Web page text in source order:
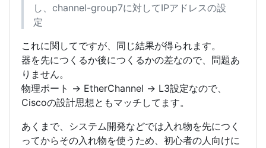
し、channel-group7に対してIPアドレスの設
定
これに関してですが、同じ結果が得られます。
器を先につくるか後につくるかの差なので、問題あ
りません。
物理ポート → EtherChannel → L3設定なので、
Ciscoの設計思想ともマッチしてます。
あくまで、システム開発などでは入れ物を先につく
ってからその入れ物を使うため、初心者の人向けに